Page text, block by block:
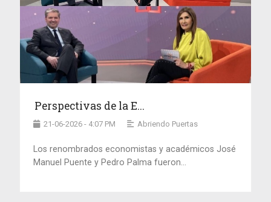
Perspectivas de la E...
21-06-2026 - 4:07 PM Abriendo Puertas
Los renombrados economistas y académicos José
Manuel Puente y Pedro Palma fueron...